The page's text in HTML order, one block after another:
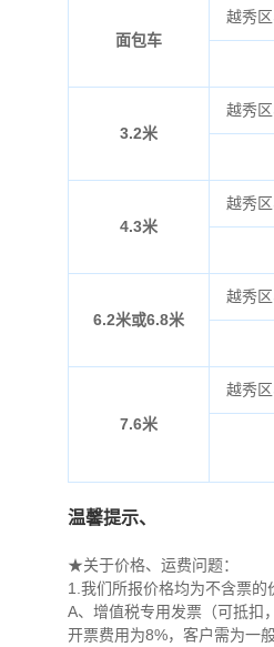
面包车
越秀
3.2米
越秀
4.3米
越秀
6.2米或6.8米
越秀
7.6米
越秀
温馨提示、
★关于价格、运费问题：
1.我们所报价格均为不含票的
A、增值税专用发票（可抵扣
开票费用为8%，客户需为一